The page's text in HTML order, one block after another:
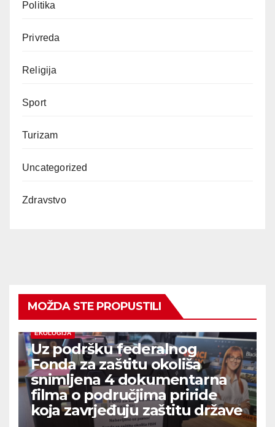
Politika
Privreda
Religija
Sport
Turizam
Uncategorized
Zdravstvo
MOŽDA STE PROPUSTILI
EKOLOGIJA
Uz podršku federalnog
Fonda za zaštitu okoliša
snimljena 4 dokumentarna
filma o područjima priride
koja zavrjeđuju zaštitu države